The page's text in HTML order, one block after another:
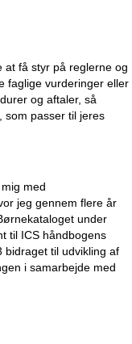
få styr på reglerne og
faglige vurderinger eller
og aftaler, så
som passer til jeres
med
jeg gennem flere år
under
til ICS håndbogens
til udvikling af
i samarbejde med